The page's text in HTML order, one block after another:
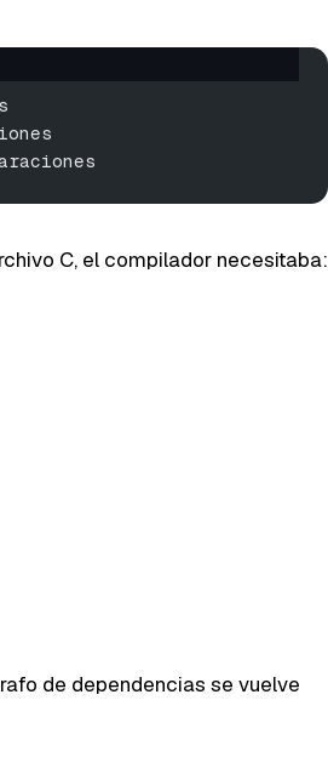
C, el compilador necesitaba:
de dependencias se vuelve